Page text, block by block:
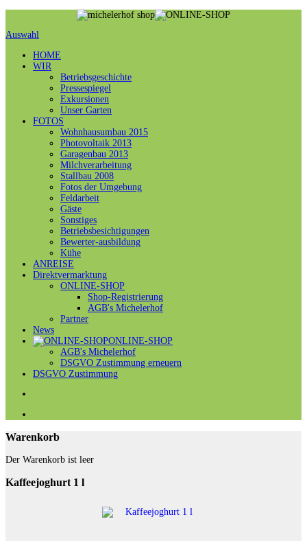
Auswahl
HOME
WIR
Betriebsgeschichte
Pressespiegel
Exkursionen
Unser Garten
FOTOS
Wohnhausumbau 2015
Photovoltaik 2013
Garagenbau 2013
Milchverarbeitung
Stallbau 2008
Fotos der Umgebung
Feldarbeit
Gäste
Sonstiges
Betriebsbesichtigungen
Bewerter-ausbildung
Kühe
ANREISE
Direktvermarktung
ONLINE-SHOP
Shop-Registrierung
AGB's Michelerhof
Partner
News
ONLINE-SHOP
AGB's Michelerhof
DSGVO Zustimmung erneuern
DSGVO Zustimmung
Warenkorb
Der Warenkorb ist leer
Kaffeejoghurt 1 l